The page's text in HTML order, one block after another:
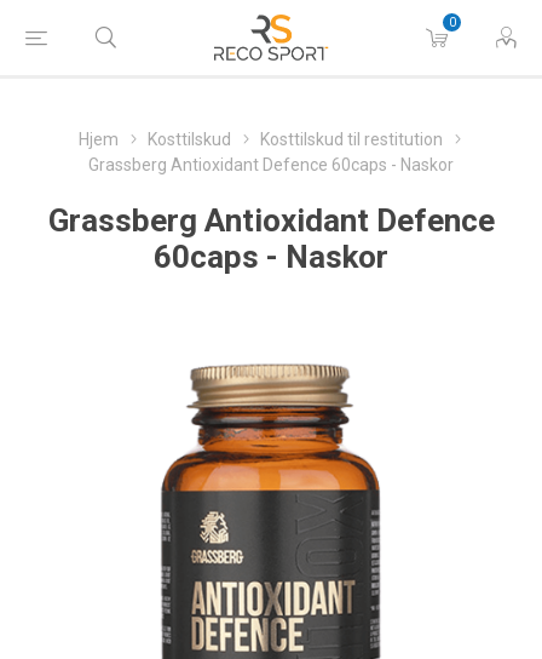
0
Hjem Kosttilskud
Kosttilskud til restitution
Grassberg Antioxidant Defence 60caps - Naskor
Grassberg Antioxidant Defence
60caps - Naskor